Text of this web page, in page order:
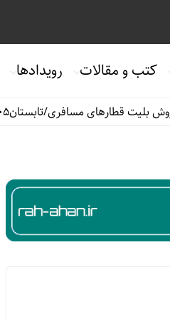
کتب و مقالات رویدادها
قطارهای مسافری/تابستان۱۴۰۵